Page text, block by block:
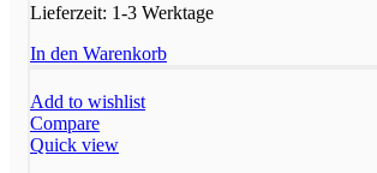
Lieferzeit: 1-3 Werktage
In den Warenkorb
Add to wishlist
Compare
Quick view